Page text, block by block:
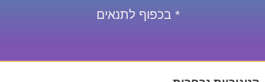
* בכפוף לתנאים